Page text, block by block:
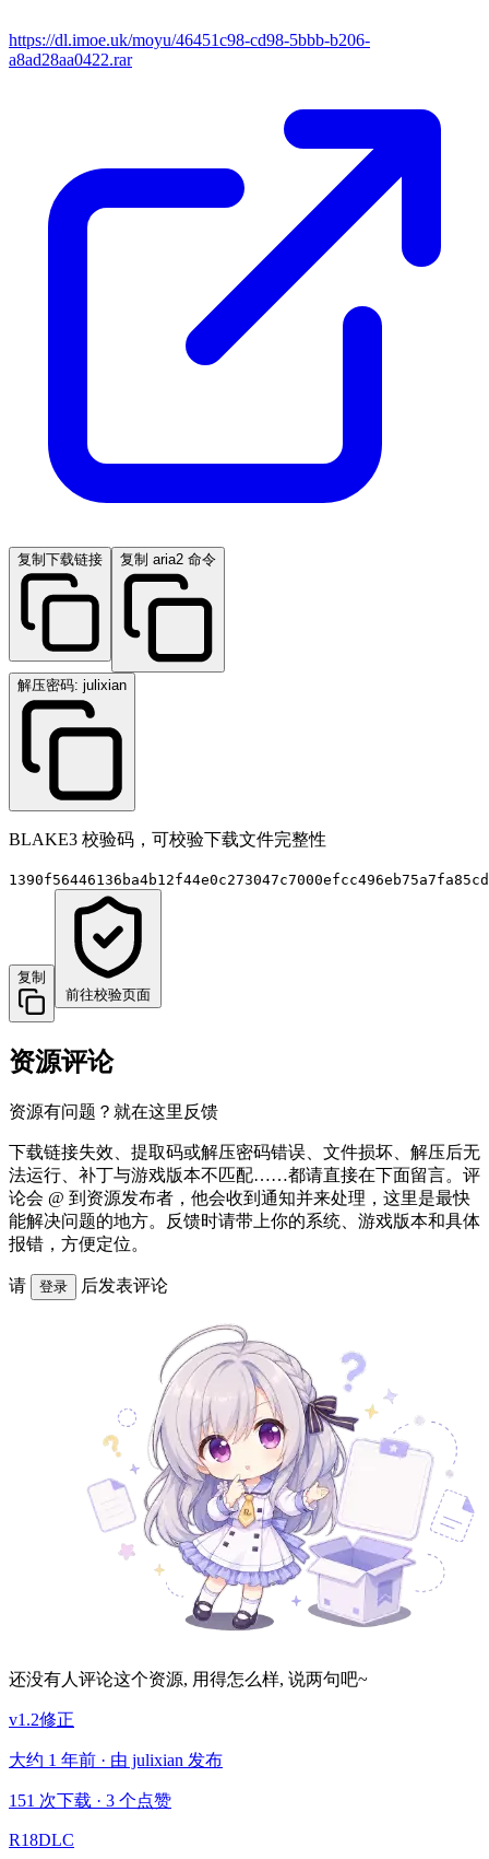
https://dl.imoe.uk/moyu/46451c98-cd98-5bbb-b206-
a8ad28aa0422.rar
复制下载链接 复制 aria2 命令
解压密码: julixian
BLAKE3 校验码，可校验下载文件完整性
复制
前往校验页面
资源评论
资源有问题？就在这里反馈
下载链接失效、提取码或解压密码错误、文件损坏、解压后无
法运行、补丁与游戏版本不匹配……都请直接在下面留言。评
论会 @ 到资源发布者，他会收到通知并来处理，这里是最快
能解决问题的地方。反馈时请带上你的系统、游戏版本和具体
报错，方便定位。
请 登录 后发表评论
还没有人评论这个资源, 用得怎么样, 说两句吧~
v1.2修正
大约 1 年前 · 由 julixian 发布
151 次下载 · 3 个点赞
R18DLC